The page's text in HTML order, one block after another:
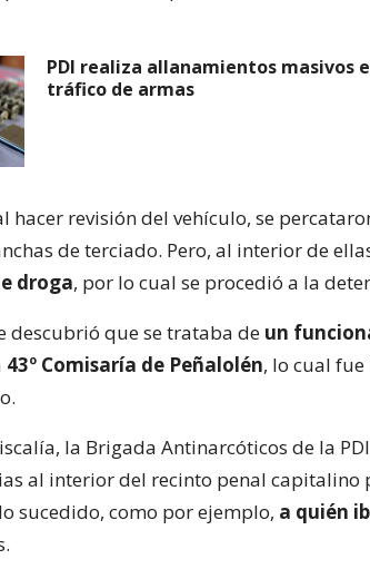
PDI realiza allanamientos masivos
tráfico de armas
hacer revisión del vehículo, se
de terciado. Pero, al interior de
droga, por lo cual se procedió a la
descubrió que se trataba de un
43º Comisaría de Peñalolén, lo cual
la Brigada Antinarcóticos de la
al interior del recinto penal capitalino
sucedido, como por ejemplo, a quién